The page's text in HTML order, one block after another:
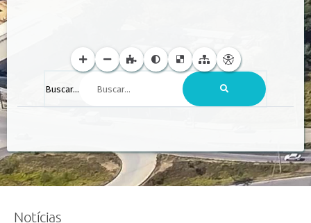
Buscar...
Notícias